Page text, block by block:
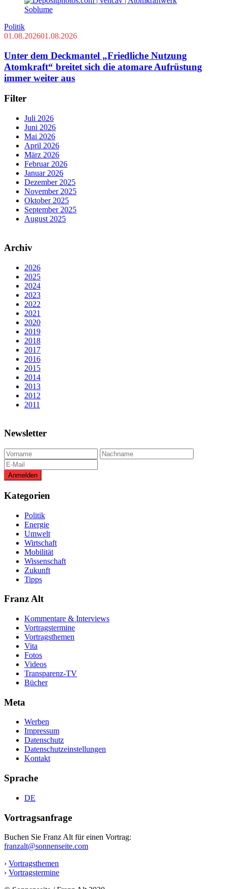
Politik
01.08.202601.08.2026
Unter dem Deckmantel „Friedliche Nutzung
Atomkraft“ breitet sich die atomare Aufrüstung
immer weiter aus
Filter
Juli 2026
Juni 2026
Mai 2026
April 2026
März 2026
Februar 2026
Januar 2026
Dezember 2025
November 2025
Oktober 2025
September 2025
August 2025
Archiv
2026
2025
2024
2023
2022
2021
2020
2019
2018
2017
2016
2015
2014
2013
2012
2011
Newsletter
Kategorien
Politik
Energie
Umwelt
Wirtschaft
Mobilität
Wissenschaft
Zukunft
Tipps
Franz Alt
Kommentare & Interviews
Vortragstermine
Vortragsthemen
Vita
Fotos
Videos
Transparenz-TV
Bücher
Meta
Werben
Impressum
Datenschutz
Datenschutzeinstellungen
Kontakt
Sprache
DE
Vortragsanfrage
Buchen Sie Franz Alt für einen Vortrag:
franzalt@sonnenseite.com
› Vortragsthemen
› Vortragstermine